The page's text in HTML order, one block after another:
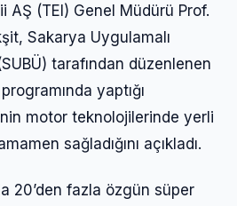
AŞ (TEI) Genel Müdürü Prof.
Sakarya Uygulamalı
tarafından düzenlenen
yaptığı
motor teknolojilerinde yerli
sağladığını açıkladı.
20’den fazla özgün süper